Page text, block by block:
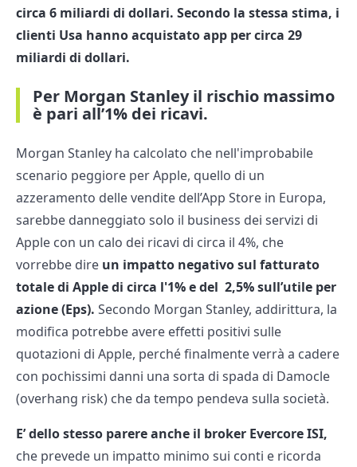
circa 6 miliardi di dollari. Secondo la stessa stima, i
clienti Usa hanno acquistato app per circa 29
miliardi di dollari.
Per Morgan Stanley il rischio massimo
è pari all’1% dei ricavi.
Morgan Stanley ha calcolato che nell'improbabile
scenario peggiore per Apple, quello di un
azzeramento delle vendite dell’App Store in Europa,
sarebbe danneggiato solo il business dei servizi di
Apple con un calo dei ricavi di circa il 4%, che
vorrebbe dire un impatto negativo sul fatturato
totale di Apple di circa l'1% e del 2,5% sull’utile per
azione (Eps). Secondo Morgan Stanley, addirittura, la
modifica potrebbe avere effetti positivi sulle
quotazioni di Apple, perché finalmente verrà a cadere
con pochissimi danni una sorta di spada di Damocle
(overhang risk) che da tempo pendeva sulla società.
E’ dello stesso parere anche il broker Evercore ISI,
che prevede un impatto minimo sui conti e ricorda